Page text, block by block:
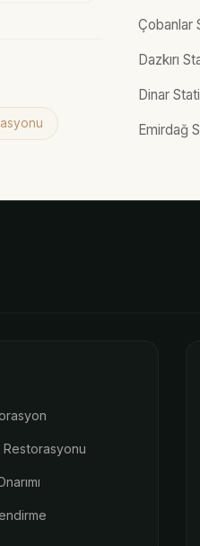
Çobanlar
Dazkırı
Dinar
Emirdağ
Restorasyonu